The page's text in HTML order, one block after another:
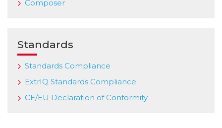
Composer
Standards
Standards Compliance
ExtrIQ Standards Compliance
CE/EU Declaration of Conformity